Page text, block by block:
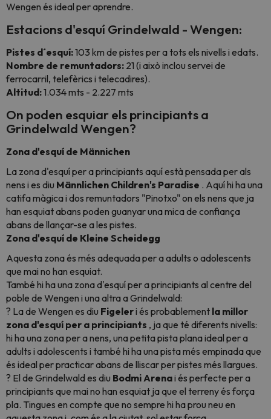
Wengen és ideal per aprendre.
Estacions d'esquí Grindelwald - Wengen:
Pistes d´esquí:103 km de pistes per a tots els nivells i edats.
Nombre de remuntadors: 21 (i això inclou servei de
ferrocarril, telefèrics i telecadires).
Altitud:1.034 mts - 2.227 mts
On poden esquiar els principiants a
Grindelwald Wengen?
Zona d'esquí de Männichen
La zona d'esquí per a principiants aquí està pensada per als
nens i es diu Männlichen Children's Paradise . Aquí hi ha una
catifa màgica i dos remuntadors "Pinotxo" on els nens que ja
han esquiat abans poden guanyar una mica de confiança
abans de llançar-se a les pistes.
Zona d'esquí de Kleine Scheidegg
Aquesta zona és més adequada per a adults o adolescents
que mai no han esquiat.
També hi ha una zona d'esquí per a principiants al centre del
poble de Wengen i una altra a Grindelwald:
? La de Wengen es diu Figeleri és probablement la millor
zona d'esquí per a principiants , ja que té diferents nivells:
hi ha una zona per a nens, una petita pista plana ideal per a
adults i adolescents i també hi ha una pista més empinada que
és ideal per practicar abans de lliscar per pistes més llargues.
? El de Grindelwald es diu Bodmi Arenai és perfecte per a
principiants que mai no han esquiat ja que el terreny és força
pla. Tingues en compte que no sempre hi ha prou neu en